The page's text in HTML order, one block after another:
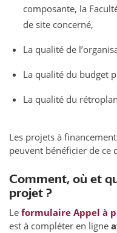
composante, la
de site concerné,
La qualité de
La qualité du budget
La qualité du
Les projets à
peuvent bénéficier de ce
Comment, où et
projet ?
Le formulaire Appel à
est à compléter en ligne